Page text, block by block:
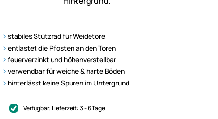
stabiles Stützrad für Weidetore
entlastet die Pfosten an den Toren
feuerverzinkt und höhenverstellbar
verwendbar für weiche & harte Böden
hinterlässt keine Spuren im Untergrund
Verfügbar, Lieferzeit:3 - 6 Tage